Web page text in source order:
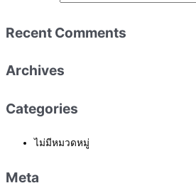
Recent Comments
Archives
Categories
ไม่มีหมวดหมู่
Meta